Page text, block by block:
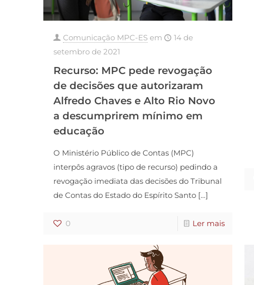
Comunicação MPC-ES em
14 de
setembro de 2021
Recurso: MPC pede revogação
de decisões que autorizaram
Alfredo Chaves e Alto Rio Novo
a descumprirem mínimo em
educação
O Ministério Público de Contas (MPC)
interpôs agravos (tipo de recurso) pedindo a
revogação imediata das decisões do Tribunal
de Contas do Estado do Espírito Santo[…]
0 Ler mais